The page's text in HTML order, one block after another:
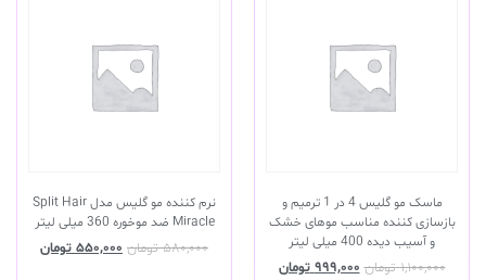
ماسک مو گلیس 4 در 1 ترمیم و
بازسازی کننده مناسب موهای خشک
و آسیب دیده 400 میلی لیتر
۱,۱۰۰,۰۰۰ تومان ۹۹۹,۰۰۰ تومان
نرم کننده مو گلیس مدل Split Hair
Miracle ضد موخوره 360 میلی لیتر
۵۸۰,۰۰۰ تومان ۵۵۰,۰۰۰ تومان